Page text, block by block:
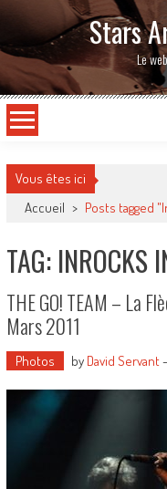
Stars
Le
Vous êtes ici
Accueil > Posts tagged
TAG: INROCKS
THE GO! TEAM – La
Mars 2011
Photos by David Servant-